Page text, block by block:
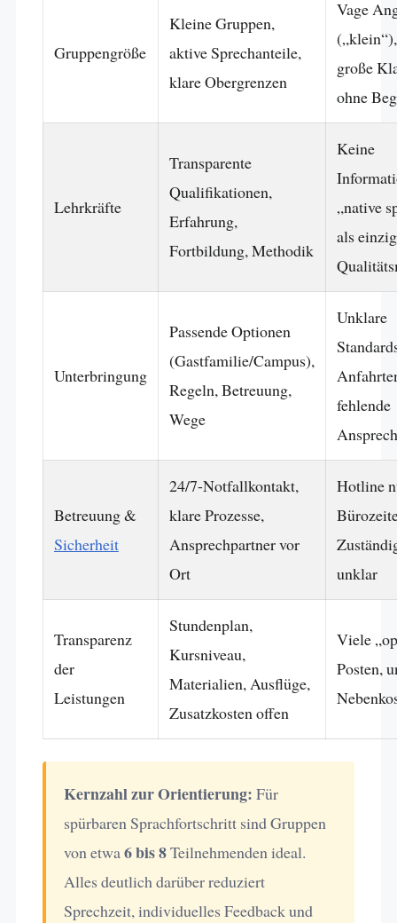
Gruppengröße
Kleine Gruppen,
aktive Sprechanteile,
klare Obergrenzen
Vage
große
ohne
Lehrkräfte
Transparente
Qualifikationen,
Erfahrung,
Fortbildung, Methodik
Keine
„native
als
Unterbringung
Passende Optionen
(Gastfamilie/Campus),
Regeln, Betreuung,
Wege
Unklare
fehlende
Betreuung &
Sicherheit
24/7-Notfallkontakt,
klare Prozesse,
Ansprechpartner vor
Ort
Hotline
unklar
Transparenz
der
Leistungen
Stundenplan,
Kursniveau,
Materialien, Ausflüge,
Zusatzkosten offen
Viele
Posten,
Kernzahl zur Orientierung: Für
spürbaren Sprachfortschritt sind Gruppen
von etwa6 bis 8Teilnehmenden ideal.
Alles deutlich darüber reduziert
Sprechzeit, individuelles Feedback und